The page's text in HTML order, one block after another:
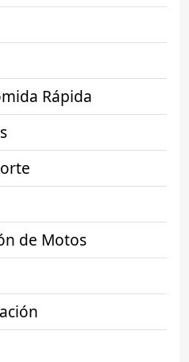
Rápida
de Motos